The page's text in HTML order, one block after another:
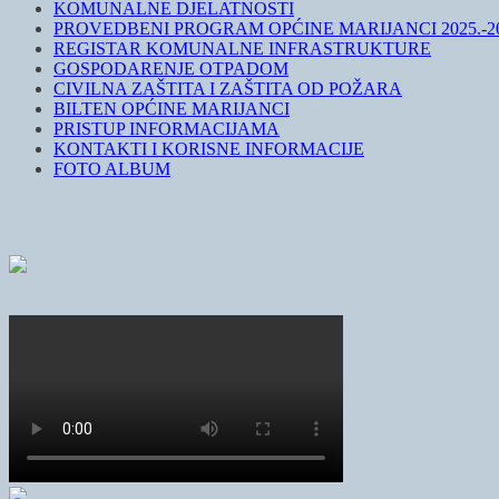
KOMUNALNE DJELATNOSTI
PROVEDBENI PROGRAM OPĆINE MARIJANCI 2025.-
REGISTAR KOMUNALNE INFRASTRUKTURE
GOSPODARENJE OTPADOM
CIVILNA ZAŠTITA I ZAŠTITA OD POŽARA
BILTEN OPĆINE MARIJANCI
PRISTUP INFORMACIJAMA
KONTAKTI I KORISNE INFORMACIJE
FOTO ALBUM